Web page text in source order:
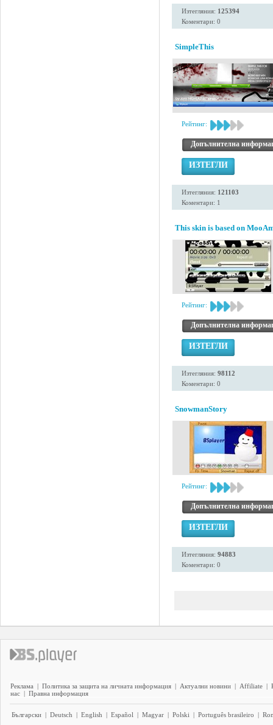
Изтегляния: 125394
Коментари: 0
SimpleThis
Рейтинг:
Допълнителна
ИЗТЕГЛИ
Изтегляния: 121103
Коментари: 1
This skin is based on
Рейтинг:
Допълнителна
ИЗТЕГЛИ
Изтегляния: 98112
Коментари: 0
SnowmanStory
Рейтинг:
Допълнителна
ИЗТЕГЛИ
Изтегляния: 94883
Коментари: 0
Реклама | Политика за защита на личната информация | Актуални новини | Affiliate |
нас | Правна информация
Български | Deutsch | English | Español | Magyar | Polski | Português brasileiro |